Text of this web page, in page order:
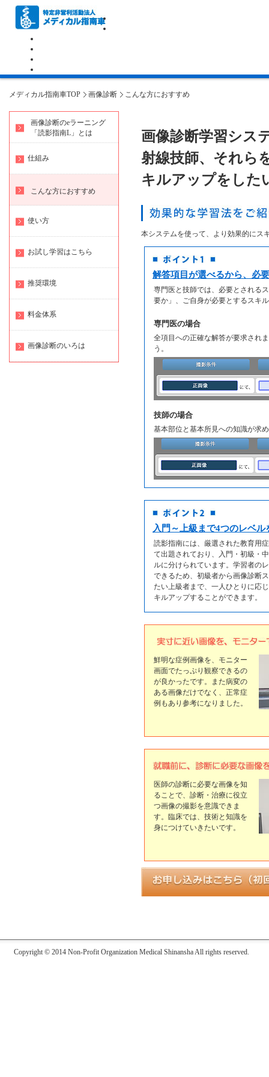
メディカル指南車TOP 画像診断 こんな方におすすめ
画像診断のeラーニング
「読影指南L」とは
仕組み
こんな方におすすめ
使い方
お試し学習はこちら
推奨環境
料金体系
画像診断のいろは
画像診断学習シス
射線技師、それら
キルアップをした
本システムを使って、より効果的にス
解答項目が選べるから、必
専門医と技師では、必要とされる
要か」、ご自身が必要とするスキ
専門医の場合
全項目への正確な解答が要求され
う。
技師の場合
基本部位と基本所見への知識が求
入門～上級まで4つのレベル
読影指南には、厳選された教育用
て出題されており、入門・初級・
ルに分けられています。学習者の
できるため、初級者から画像診断
たい上級者まで、一人ひとりに応
キルアップすることができます。
鮮明な症例画像を、モニター
画面でたっぷり観察できるの
が良かったです。また病変の
ある画像だけでなく、正常症
例もあり参考になりました。
医師の診断に必要な画像を知
ることで、診断・治療に役立
つ画像の撮影を意識できま
す。臨床では、技術と知識を
身につけていきたいです。
Copyright © 2014 Non-Profit Organization Medical Shinansha All rights reserved.